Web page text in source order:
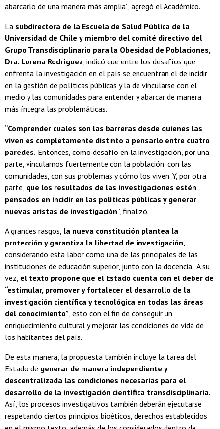
abarcarlo de una manera más amplia”, agregó el Académico.
La subdirectora de la Escuela de Salud Pública de la
Universidad de Chile y miembro del comité directivo del
Grupo Transdisciplinario para la Obesidad de Poblaciones,
Dra. Lorena Rodríguez , indicó que entre los desafíos que
enfrenta la investigación en el país se encuentran el de incidir
en la gestión de políticas públicas y la de vincularse con el
medio y las comunidades para entender y abarcar de manera
más íntegra las problemáticas.
“Comprender cuales son las barreras desde quienes las
viven es completamente distinto a pensarlo entre cuatro
paredes. Entonces, como desafío en la investigación, por una
parte, vincularnos fuertemente con la población, con las
comunidades, con sus problemas y cómo los viven. Y, por otra
parte, que los resultados de las investigaciones estén
pensados en incidir en las políticas públicas y generar
nuevas aristas de investigación”, finalizó.
A grandes rasgos, la nueva constitución plantea la
protección y garantiza la libertad de investigación,
considerando esta labor como una de las principales de las
instituciones de educación superior, junto con la docencia. A su
vez, el texto propone que el Estado cuenta con el deber de
“estimular, promover y fortalecer el desarrollo de la
investigación científica y tecnológica en todas las áreas
del conocimiento” , esto con el fin de conseguir un
enriquecimiento cultural y mejorar las condiciones de vida de
los habitantes del país.
De esta manera, la propuesta también incluye la tarea del
Estado de generar de manera independiente y
descentralizada las condiciones necesarias para el
desarrollo de la investigación científica transdisciplinaria.
Así, los procesos investigativos también deberán ejecutarse
respetando ciertos principios bioéticos, derechos establecidos